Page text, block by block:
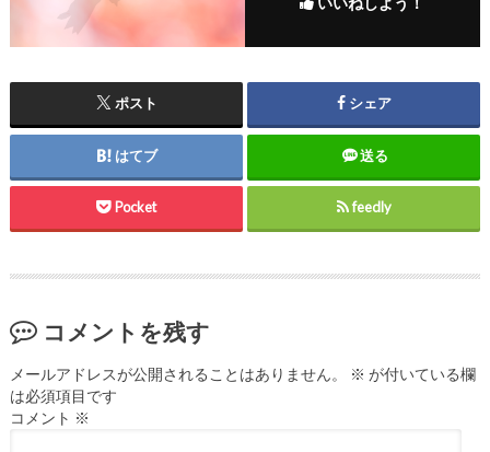
ポスト シェア
はてブ 送る
Pocket feedly
コメントを残す
メールアドレスが公開されることはありません。 ※ が付いている欄
は必須項目です
コメント ※